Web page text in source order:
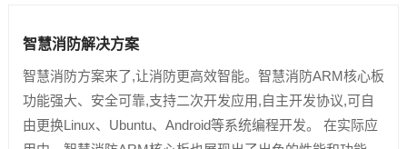
智慧消防解决方案
智慧消防方案来了,让消防更高效智能。智慧消防ARM核心板
功能强大、安全可靠,支持二次开发应用,自主开发协议,可自
由更换Linux、Ubuntu、Android等系统编程开发。 在实际应